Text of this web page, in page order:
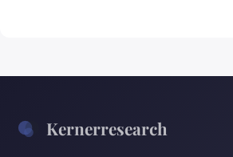
Kernerresearch